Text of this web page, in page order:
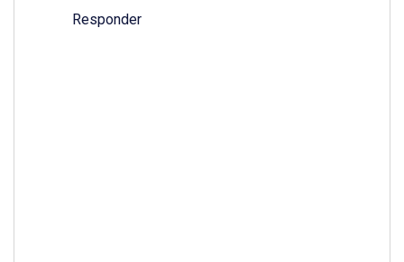
Responder